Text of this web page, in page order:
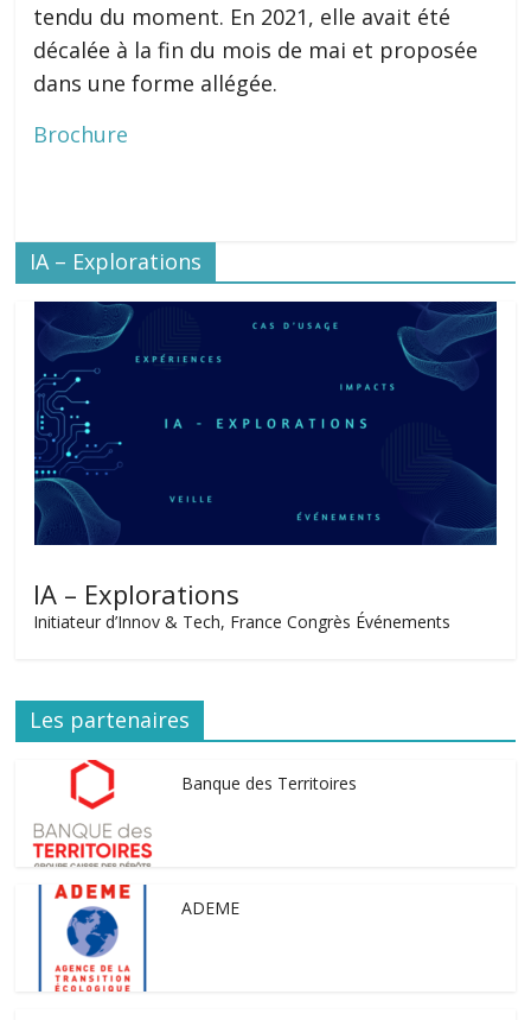
tendu du moment. En 2021, elle avait été
décalée à la fin du mois de mai et proposée
dans une forme allégée.
Brochure
IA – Explorations
IA – Explorations
Initiateur d’Innov & Tech, France Congrès Événements
Les partenaires
Banque des Territoires
ADEME